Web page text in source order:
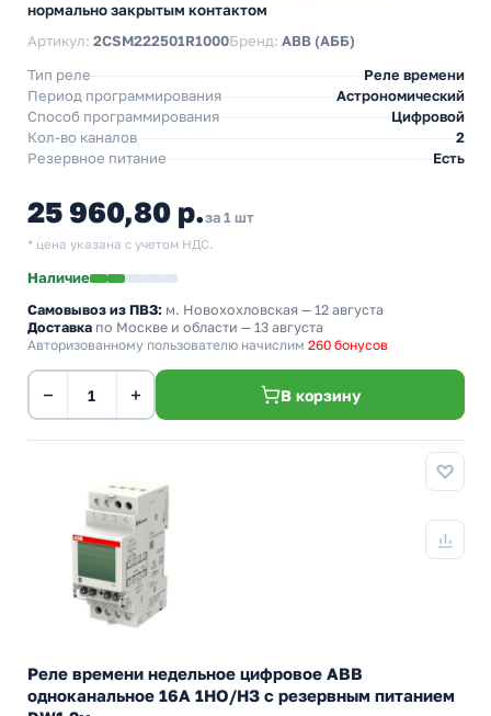
нормально закрытым контактом
Артикул: 2CSM222501R1000Бренд: ABB (АББ)
Тип реле
Реле времени
Период программирования
Астрономический
Способ программирования
Цифровой
Кол-во каналов
2
Резервное питание
Есть
25 960,80 р.за 1 шт
* цена указана с учетом НДС.
Наличие
Самовывоз из ПВЗ: м. Новохохловская — 12 августа
Доставка по Москве и области — 13 августа
Авторизованному пользователю начислим 260 бонусов
− + В корзину
Реле времени недельное цифровое ABB
одноканальное 16А 1НО/НЗ с резервным питанием